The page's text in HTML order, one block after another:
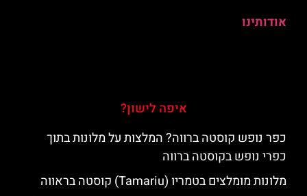
אודותינו
איפה לישון?
כפר נופש קוסטה ברווה? המלצות על מלונות בתוך
כפרי נופש בקוסטה ברווה
מלונות מומלצים בטמריו (Tamariu) קוסטה בראווה